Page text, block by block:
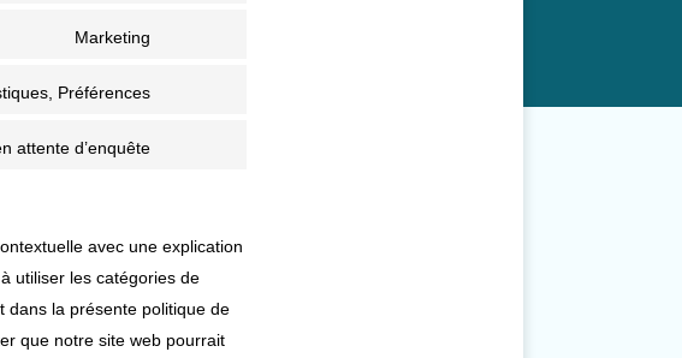
Marketing
Préférences
attente d’enquête
avec une explication
utiliser les catégories de
dans la présente politique de
que notre site web pourrait